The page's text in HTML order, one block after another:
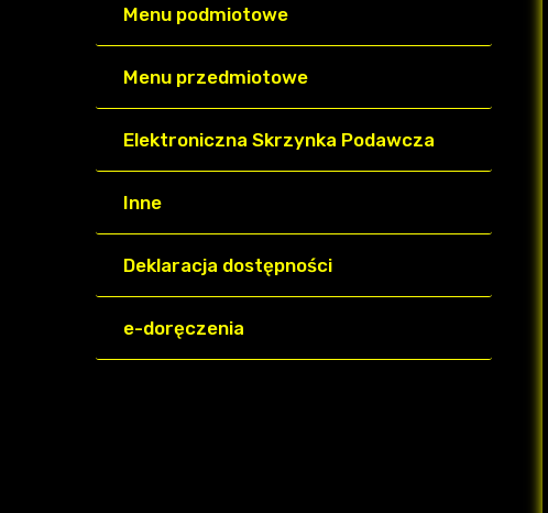
Menu podmiotowe
Menu przedmiotowe
Elektroniczna Skrzynka Podawcza
Inne
Deklaracja dostępności
e-doręczenia